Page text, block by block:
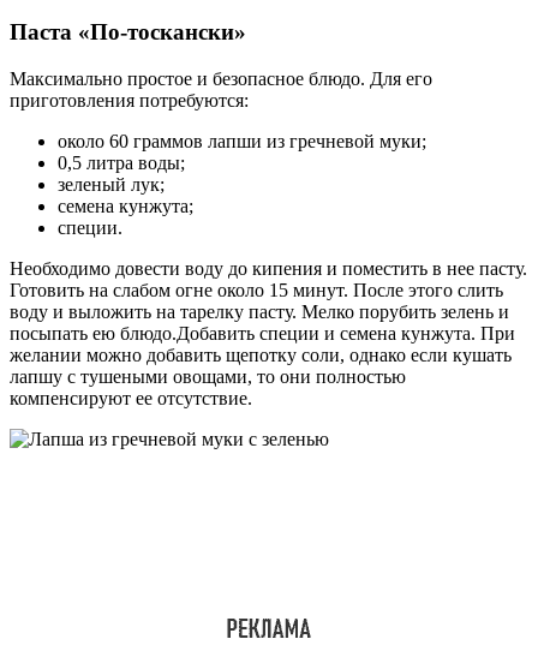
Паста «По-тоскански»
Максимально простое и безопасное блюдо. Для его
приготовления потребуются:
около 60 граммов лапши из гречневой муки;
0,5 литра воды;
зеленый лук;
семена кунжута;
специи.
Необходимо довести воду до кипения и поместить в нее пасту.
Готовить на слабом огне около 15 минут. После этого слить
воду и выложить на тарелку пасту. Мелко порубить зелень и
посыпать ею блюдо.Добавить специи и семена кунжута. При
желании можно добавить щепотку соли, однако если кушать
лапшу с тушеными овощами, то они полностью
компенсируют ее отсутствие.